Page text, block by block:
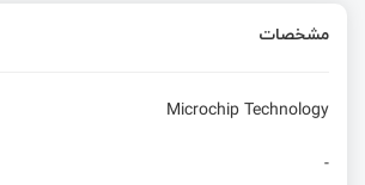
مشخصات
Microchip Technology
-